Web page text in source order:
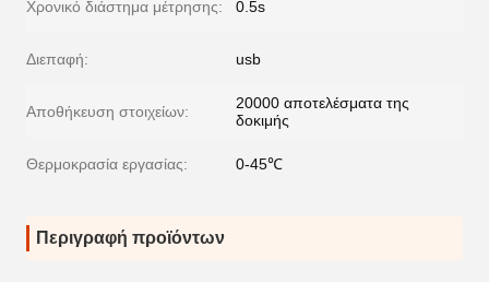
Χρονικό διάστημα μέτρησης: 0.5s
Διεπαφή: usb
Αποθήκευση στοιχείων:
20000 αποτελέσματα της
δοκιμής
Θερμοκρασία εργασίας: 0-45℃
Περιγραφή προϊόντων